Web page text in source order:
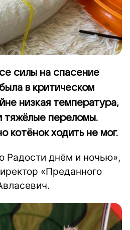
силы на спасение
в критическом
низкая температура,
тяжёлые переломы.
котёнок ходить не мог.
Радости днём и ночью»,
«Преданного